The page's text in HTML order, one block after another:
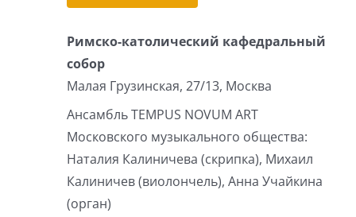
Римско-католический кафедральный
собор
Малая Грузинская, 27/13, Москва
Ансамбль TEMPUS NOVUM ART
Московского музыкального общества:
Наталия Калиничева (скрипка), Михаил
Калиничев (виолончель), Анна Учайкина
(орган)